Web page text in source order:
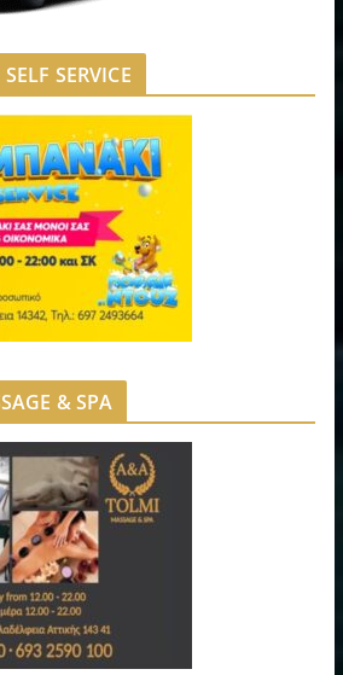
SERVICE
& SPA